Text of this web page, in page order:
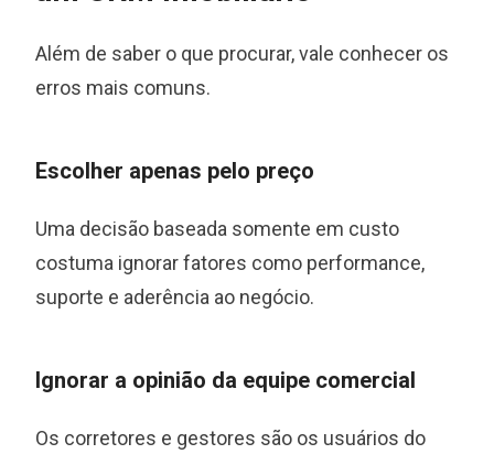
Além de saber o que procurar, vale conhecer os
erros mais comuns.
Escolher apenas pelo preço
Uma decisão baseada somente em custo
costuma ignorar fatores como performance,
suporte e aderência ao negócio.
Ignorar a opinião da equipe comercial
Os corretores e gestores são os usuários do